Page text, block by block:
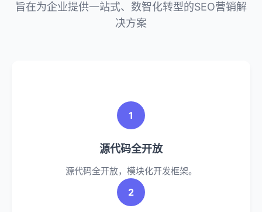
旨在为企业提供一站式、数智化转型的SEO营销解
决方案
1
源代码全开放
源代码全开放，模块化开发框架。
2